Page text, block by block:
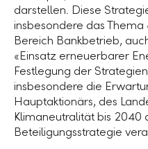
darstellen. Diese
insbesondere das Thema
Bereich Bankbetrieb,
«Einsatz erneuerbarer
Festlegung der
insbesondere die
Hauptaktionärs, des
Klimaneutralität bis 2040
Beteiligungsstrategie